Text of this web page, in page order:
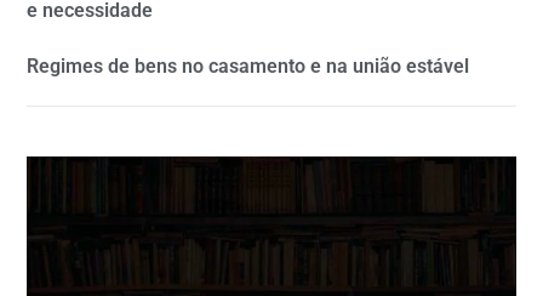
e necessidade
Regimes de bens no casamento e na união estável